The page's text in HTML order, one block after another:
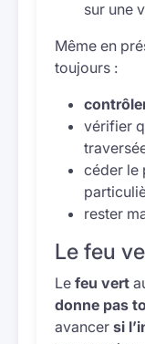
sur une
Même en
toujours :
vérifier
céder le
rester
Le feu
Le feu vert
donne pas
avancer si